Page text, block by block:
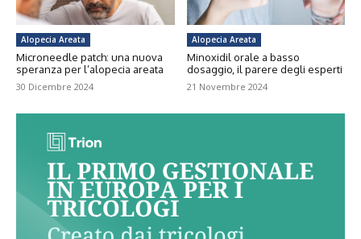
Alopecia Areata
Microneedle patch: una nuova
speranza per l’alopecia areata
30 Dicembre 2024
Alopecia Areata
Minoxidil orale a basso
dosaggio, il parere degli esperti
21 Novembre 2024